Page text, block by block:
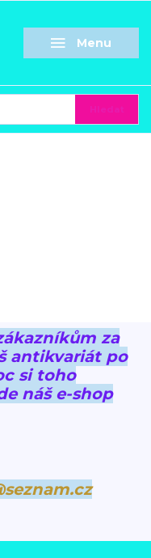
Menu
za
antikvariát po
si toho
náš e-shop